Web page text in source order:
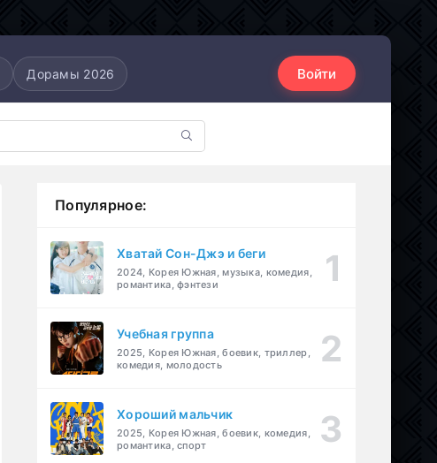
Дорамы 2026 Войти
Популярное:
Хватай Сон-Джэ и беги
2024, Корея Южная, музыка, комедия,
романтика, фэнтези
Учебная группа
2025, Корея Южная, боевик, триллер,
комедия, молодость
Хороший мальчик
2025, Корея Южная, боевик, комедия,
романтика, спорт